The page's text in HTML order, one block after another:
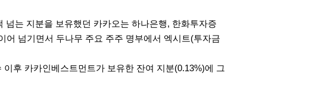
넘는 지분을 보유했던 카카오는 하나은행, 한화투자증
넘기면서 두나무 주요 주주 명부에서 엑시트(투자금
이후 카카인베스트먼트가 보유한 잔여 지분(0.13%)에 그